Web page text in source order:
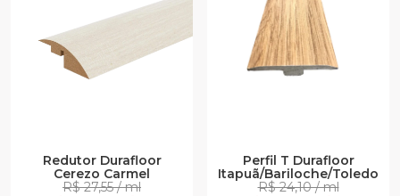
Redutor Durafloor
Cerezo Carmel
R$ 27,55 / ml
Perfil T Durafloor
Itapuã/Bariloche/Toledo
R$ 24,10 / ml